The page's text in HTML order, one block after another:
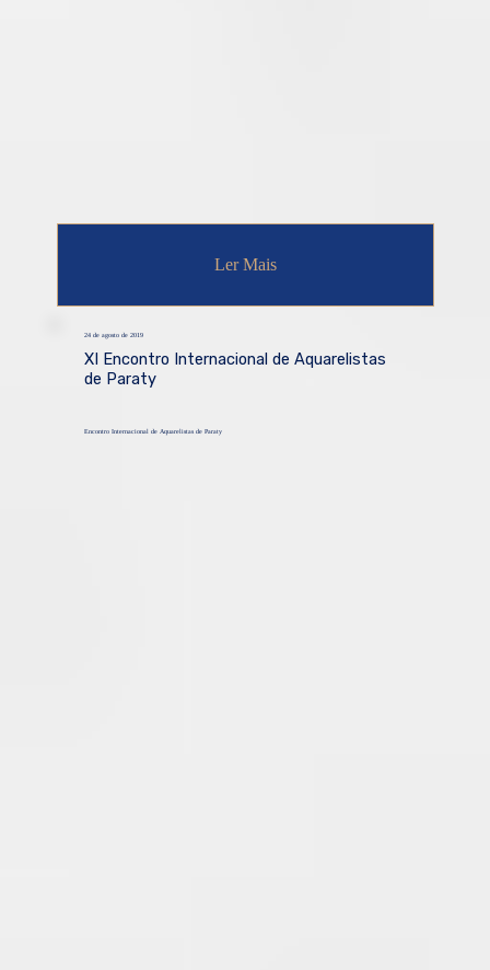
Ler Mais
24 de agosto de 2019
XI Encontro Internacional de Aquarelistas
de Paraty
Encontro Internacional de Aquarelistas de Paraty